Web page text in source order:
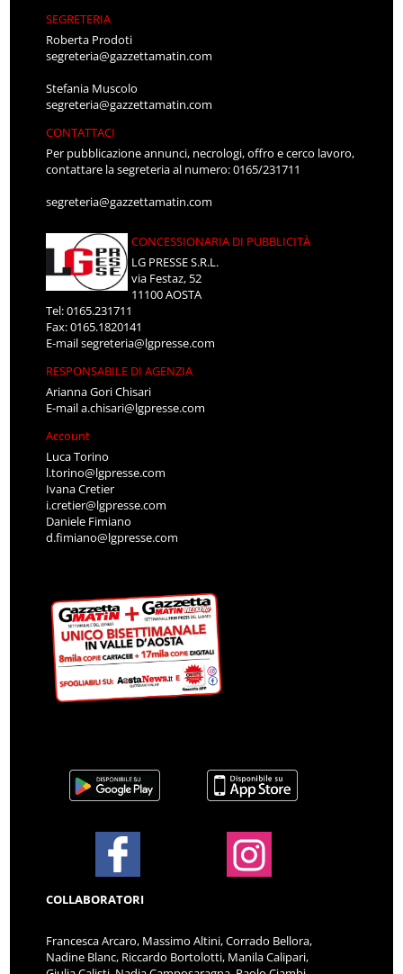
SEGRETERIA
Roberta Prodoti
segreteria@gazzettamatin.com
Stefania Muscolo
segreteria@gazzettamatin.com
CONTATTACI
Per pubblicazione annunci, necrologi, offro e cerco lavoro,
contattare la segreteria al numero: 0165/231711
segreteria@gazzettamatin.com
CONCESSIONARIA DI PUBBLICITÀ
LG PRESSE S.R.L.
via Festaz, 52
11100 AOSTA
Tel: 0165.231711
Fax: 0165.1820141
E-mailsegreteria@lgpresse.com
RESPONSABILE DI AGENZIA
Arianna Gori Chisari
E-maila.chisari@lgpresse.com
Account
Luca Torino
l.torino@lgpresse.com
Ivana Cretier
i.cretier@lgpresse.com
Daniele Fimiano
d.fimiano@lgpresse.com
COLLABORATORI
Francesca Arcaro, Massimo Altini, Corrado Bellora,
Nadine Blanc, Riccardo Bortolotti, Manila Calipari,